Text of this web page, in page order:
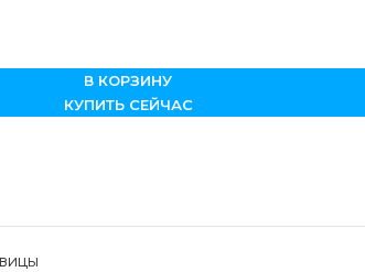
В КОРЗИНУ
КУПИТЬ СЕЙЧАС